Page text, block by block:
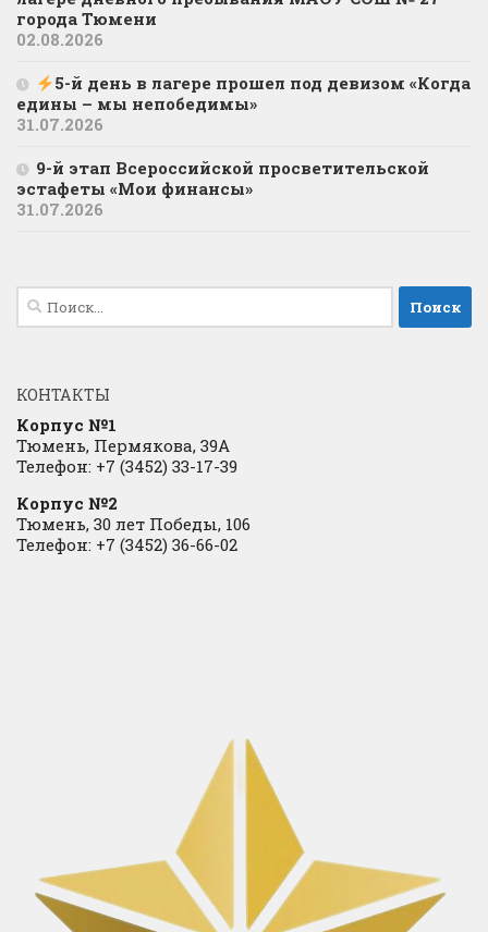
города Тюмени
02.08.2026
5-й день в лагере прошел под девизом «Когда
едины – мы непобедимы»
31.07.2026
9-й этап Всероссийской просветительской
эстафеты «Мои финансы»
31.07.2026
Найти:
КОНТАКТЫ
Корпус №1
Тюмень, Пермякова, 39А
Телефон: +7 (3452) 33-17-39
Корпус №2
Тюмень, 30 лет Победы, 106
Телефон: +7 (3452) 36-66-02